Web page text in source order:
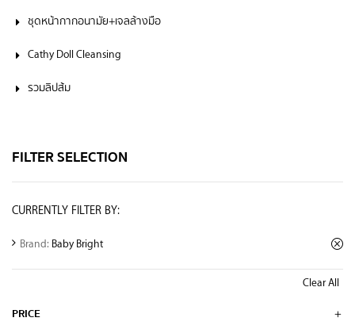
ชุดหน้ากากอนามัย+เจลล้างมือ
Cathy Doll Cleansing
รวมลิปส้ม
FILTER SELECTION
CURRENTLY FILTER BY:
Brand: Baby Bright
Clear All
PRICE